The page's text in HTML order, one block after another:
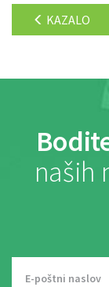
KAZALO
naših